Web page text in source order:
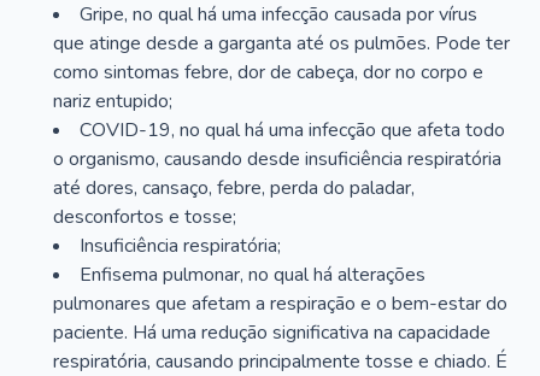
Gripe, no qual há uma infecção causada por vírus
que atinge desde a garganta até os pulmões. Pode ter
como sintomas febre, dor de cabeça, dor no corpo e
nariz entupido;
COVID-19, no qual há uma infecção que afeta todo
o organismo, causando desde insuficiência respiratória
até dores, cansaço, febre, perda do paladar,
desconfortos e tosse;
Insuficiência respiratória;
Enfisema pulmonar, no qual há alterações
pulmonares que afetam a respiração e o bem-estar do
paciente. Há uma redução significativa na capacidade
respiratória, causando principalmente tosse e chiado. É